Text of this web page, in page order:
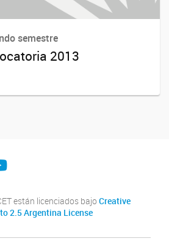
semestre
2013
de Youtube
están licenciados bajo Creative
2.5 Argentina License